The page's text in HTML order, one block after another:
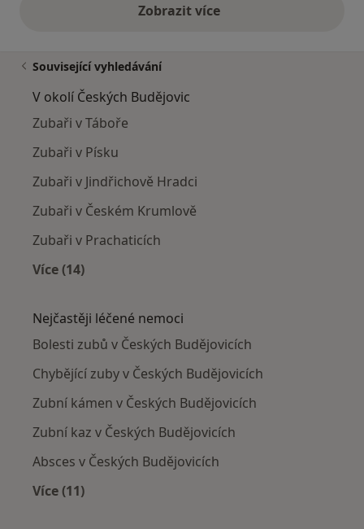
Zobrazit vícevýše uvedené názory
Související vyhledávání
V okolí Českých Budějovic
Zubaři v Táboře
Zubaři v Písku
Zubaři v Jindřichově Hradci
Zubaři v Českém Krumlově
Zubaři v Prachaticích
Více (14)
Nejčastěji léčené nemoci
Bolesti zubů v Českých Budějovicích
Chybějící zuby v Českých Budějovicích
Zubní kámen v Českých Budějovicích
Zubní kaz v Českých Budějovicích
Absces v Českých Budějovicích
Více (11)